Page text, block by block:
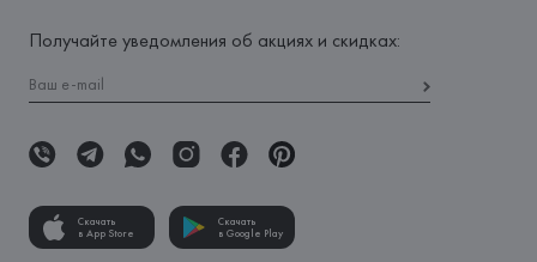
Получайте уведомления об акциях и скидках:
Скачать
в App Store
Скачать
в Google Play